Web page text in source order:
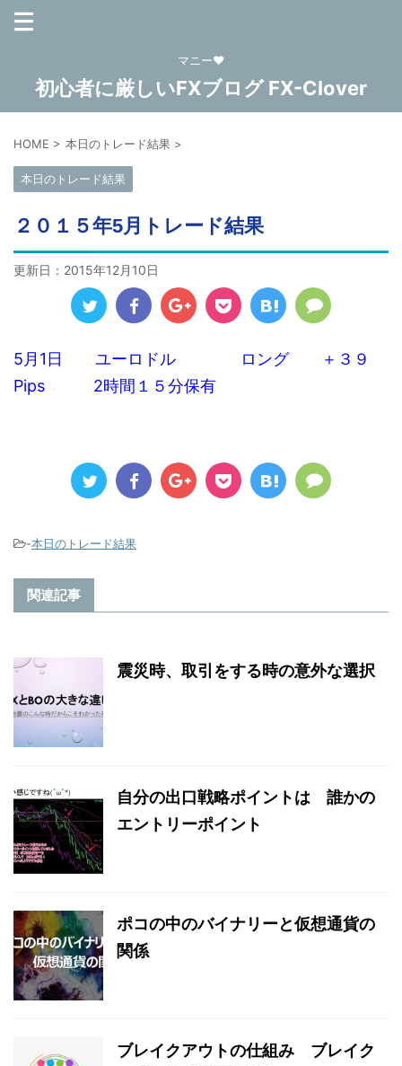
マニー❤
初心者に厳しいFXブログ FX-Clover
HOME > 本日のトレード結果 >
本日のトレード結果
２０１５年5月トレード結果
更新日： 2015年12月10日
5月1日 ユーロドル ロング ＋３９
Pips 2時間１５分保有
-本日のトレード結果
関連記事
震災時、取引をする時の意外な選択
自分の出口戦略ポイントは 誰かの
エントリーポイント
ポコの中のバイナリーと仮想通貨の
関係
ブレイクアウトの仕組み ブレイク